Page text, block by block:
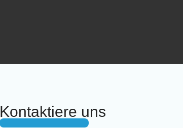
Kontaktiere uns